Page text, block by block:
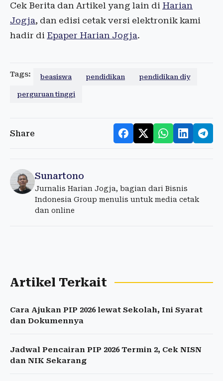
Cek Berita dan Artikel yang lain di Harian
Jogja, dan edisi cetak versi elektronik kami
hadir di Epaper Harian Jogja.
Tags: beasiswa pendidikan pendidikan diy
perguruan tinggi
Share
Sunartono
Jurnalis Harian Jogja, bagian dari Bisnis
Indonesia Group menulis untuk media cetak
dan online
Artikel Terkait
Cara Ajukan PIP 2026 lewat Sekolah, Ini Syarat
dan Dokumennya
Jadwal Pencairan PIP 2026 Termin 2, Cek NISN
dan NIK Sekarang